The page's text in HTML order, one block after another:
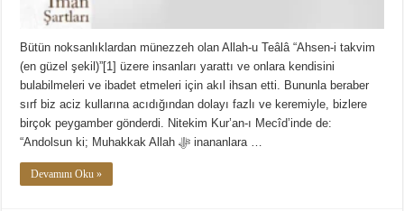
Bütün noksanlıklardan münezzeh olan Allah-u Teâlâ “Ahsen-i takvim
(en güzel şekil)”[1] üzere insanları yarattı ve onlara kendisini
bulabilmeleri ve ibadet etmeleri için akıl ihsan etti. Bununla beraber
sırf biz aciz kullarına acıdığından dolayı fazlı ve keremiyle, bizlere
birçok peygamber gönderdi. Nitekim Kur’an-ı Mecîd’inde de:
“Andolsun ki; Muhakkak Allah ﷻ inananlara …
Devamını Oku »